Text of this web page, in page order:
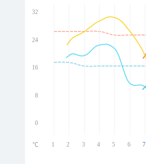
32
24
16
8
0
1 2 3 4 5 6 7
℃